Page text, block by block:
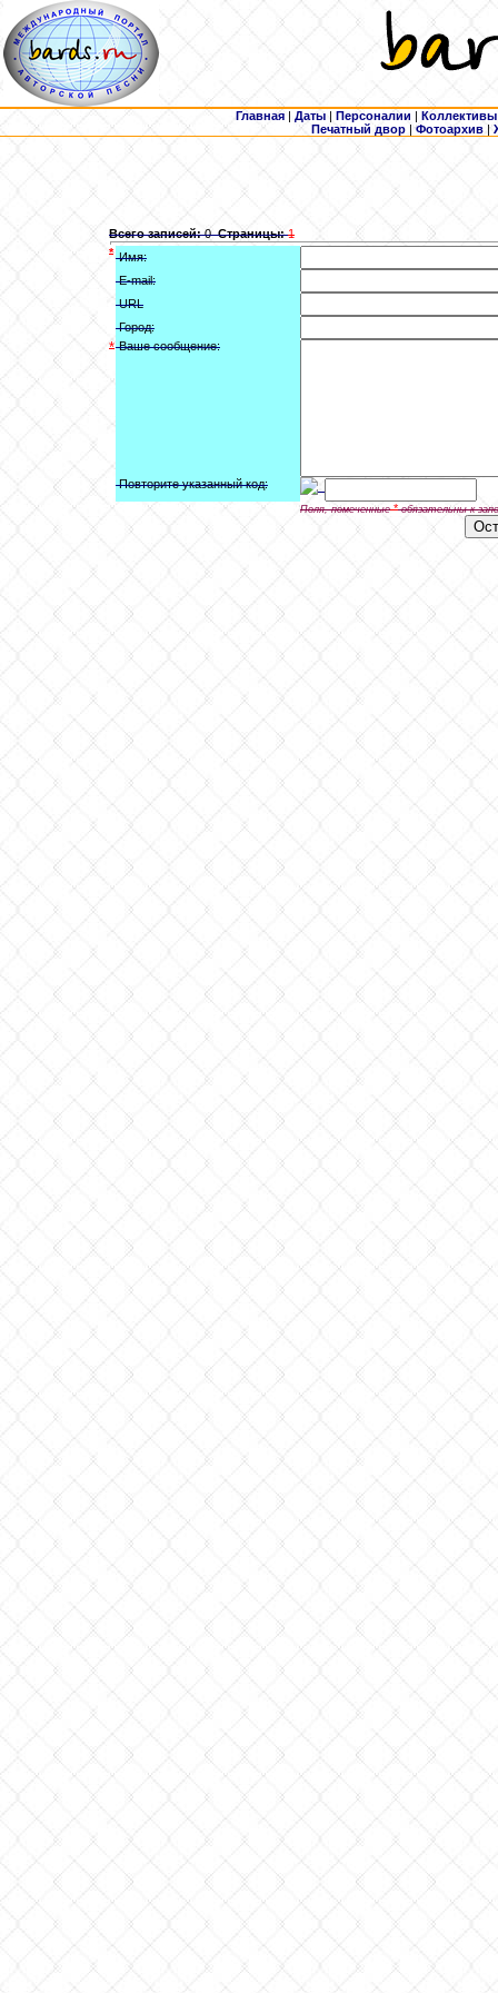
Главная | Даты | Персоналии | Коллективы
Печатный двор |Фотоархив |
Всего записей:0Страницы:1
*Имя:
E-mail:
URL
Город:
*Ваше сообщение:
Повторите указанный код:
Поля, помеченные*обязательны к